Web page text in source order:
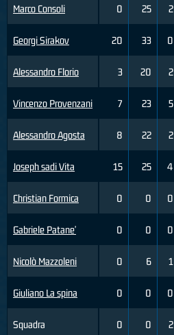
Marco Consoli
Georgi Sirakov
Alessandro Florio
Vincenzo Provenzani
Alessandro Agosta
Joseph sadi Vita
Christian Formica
Gabriele Patane'
Nicolò Mazzoleni
Giuliano La spina
Squadra
0 25 2
20 33 0
3 20 2
7 23 5
8 22 2
15 25 4
0 0 0
0 0 0
0 6 1
0 0 0
0 0 2